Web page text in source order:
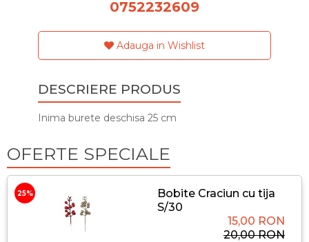
0752232609
Adauga in Wishlist
DESCRIERE PRODUS
Inima burete deschisa 25 cm
OFERTE SPECIALE
25%
Bobite Craciun cu tija
S/30
15,00 RON
20,00 RON